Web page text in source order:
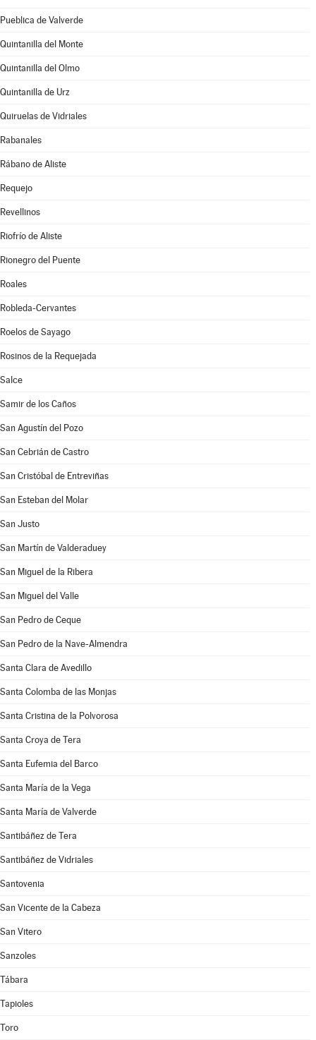
Pueblica de Valverde
Quintanilla del Monte
Quintanilla del Olmo
Quintanilla de Urz
Quiruelas de Vidriales
Rabanales
Rábano de Aliste
Requejo
Revellinos
Riofrío de Aliste
Rionegro del Puente
Roales
Robleda-Cervantes
Roelos de Sayago
Rosinos de la Requejada
Salce
Samir de los Caños
San Agustín del Pozo
San Cebrián de Castro
San Cristóbal de Entreviñas
San Esteban del Molar
San Justo
San Martín de Valderaduey
San Miguel de la Ribera
San Miguel del Valle
San Pedro de Ceque
San Pedro de la Nave-Almendra
Santa Clara de Avedillo
Santa Colomba de las Monjas
Santa Cristina de la Polvorosa
Santa Croya de Tera
Santa Eufemia del Barco
Santa María de la Vega
Santa María de Valverde
Santibáñez de Tera
Santibáñez de Vidriales
Santovenia
San Vicente de la Cabeza
San Vitero
Sanzoles
Tábara
Tapioles
Toro